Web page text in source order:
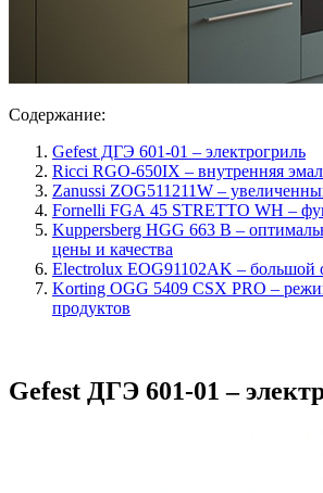
Содержание:
Gefest ДГЭ 601-01 – электрогриль
Ricci RGO-650IX – внутренняя
Zanussi ZOG511211W –
Fornelli FGА 45 STRETTO WH –
Kuppersberg HGG 663 B –
цены и качества
Electrolux EOG91102AK – большой
Korting OGG 5409 CSX PRO –
продуктов
Gefest ДГЭ 601-01 –